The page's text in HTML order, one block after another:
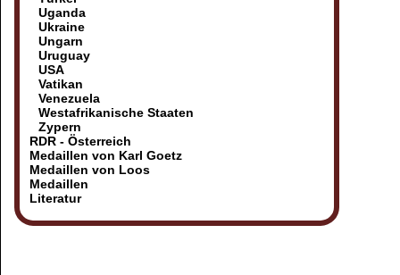
Uganda
Ukraine
Ungarn
Uruguay
USA
Vatikan
Venezuela
Westafrikanische Staaten
Zypern
RDR - Österreich
Medaillen von Karl Goetz
Medaillen von Loos
Medaillen
Literatur